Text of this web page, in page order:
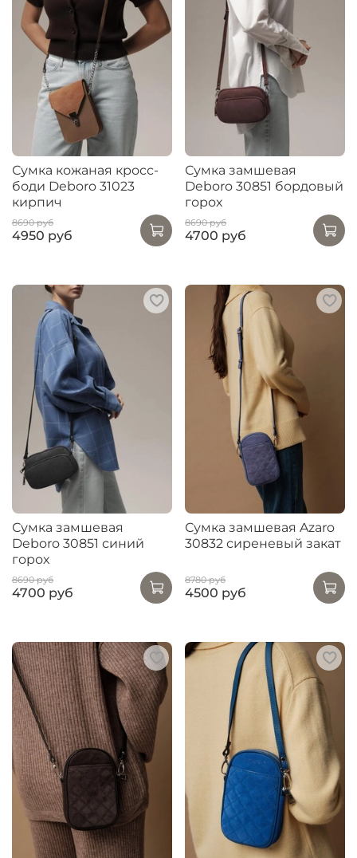
Сумка кожаная кросс-
боди Deboro 31023
кирпич
8690 руб
4950 руб
Сумка замшевая
Deboro 30851 бордовый
горох
8690 руб
4700 руб
Сумка замшевая
Deboro 30851 синий
горох
8690 руб
4700 руб
Сумка замшевая Azaro
30832 сиреневый закат
8780 руб
4500 руб